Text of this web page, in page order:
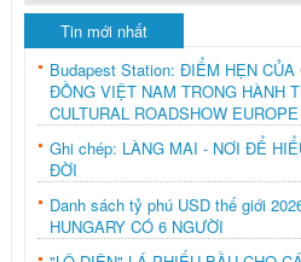
Tin mới nhất
Budapest Station: ĐIỂM HẸN CỦA
ĐỒNG VIỆT NAM TRONG HÀNH
CULTURAL ROADSHOW
Ghi chép: LÀNG MAI - NƠI ĐỂ
ĐỜI
Danh sách tỷ phú USD thế giới
HUNGARY CÓ 6 NGƯỜI